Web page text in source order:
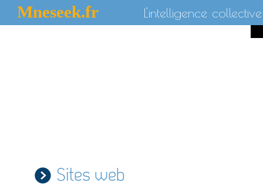
Mneseek.fr L'intelligence collective
Sites web